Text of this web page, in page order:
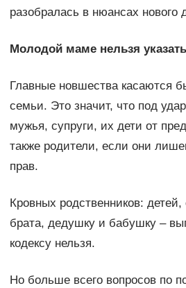
разобралась в нюансах нового
Молодой маме нельзя
Главные новшества касаются
семьи. Это значит, что под
мужья, супруги, их дети от
также родители, если они
прав.
Кровных родственников:
брата, дедушку и бабушку –
кодексу нельзя.
Но больше всего вопросов по